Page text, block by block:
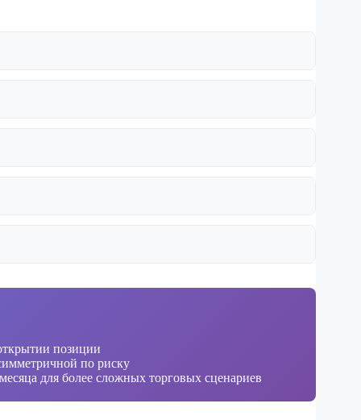
позиции
по риску
для более сложных торговых сценариев